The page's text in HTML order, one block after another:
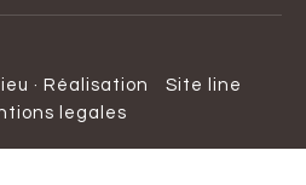
· Réalisation
Site line
legales